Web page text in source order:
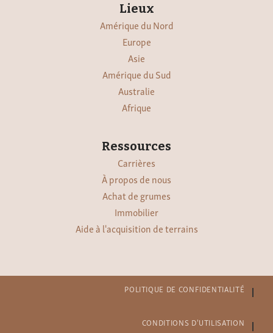
Lieux
Amérique du Nord
Europe
Asie
Amérique du Sud
Australie
Afrique
Ressources
Carrières
À propos de nous
Achat de grumes
Immobilier
Aide à l'acquisition de terrains
POLITIQUE DE CONFIDENTIALITÉ
CONDITIONS D'UTILISATION